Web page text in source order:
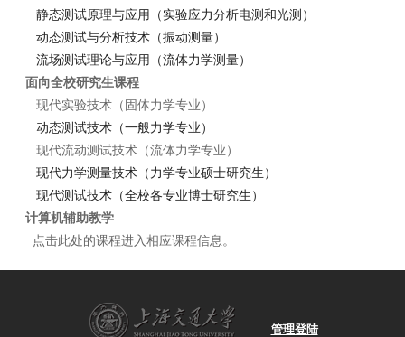
静态测试原理与应用（实验应力分析电测和光测）
动态测试与分析技术（振动测量）
流场测试理论与应用（流体力学测量）
面向全校研究生课程
现代实验技术（固体力学专业）
动态测试技术（一般力学专业）
现代流动测试技术（流体力学专业）
现代力学测量技术（力学专业硕士研究生）
现代测试技术（全校各专业博士研究生）
计算机辅助教学
点击此处的课程进入相应课程信息。
管理登陆